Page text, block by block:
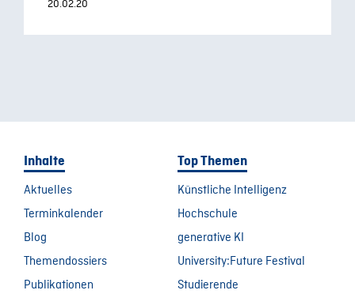
20.02.20
Inhalte
Aktuelles
Terminkalender
Blog
Themendossiers
Publikationen
Top Themen
Künstliche Intelligenz
Hochschule
generative KI
University:Future Festival
Studierende